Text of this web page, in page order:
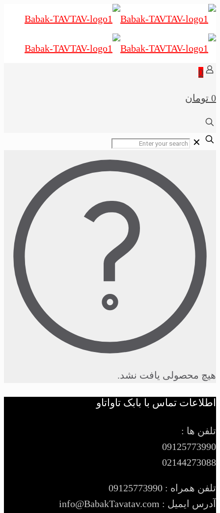
0
0 تومان
✕
هیچ محصولی یافت نشد.
اطلاعات تماس با بابک تاواتاو
تلفن ها :
09125773990
02144273088
تلفن همراه : 09125773990
آدرس ایمیل : info@BabakTavatav.com